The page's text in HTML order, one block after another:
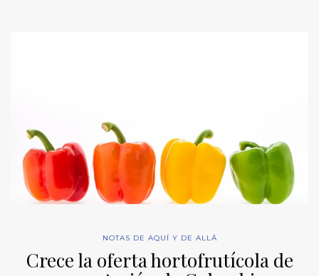
NOTAS DE AQUÍ Y DE ALLÁ
Crece la oferta hortofrutícola de